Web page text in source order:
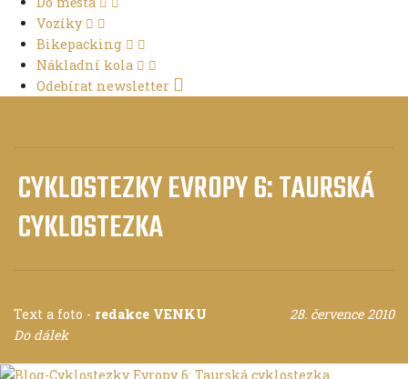
Vozíky
Bikepacking
Nákladní kola
Odebírat newsletter
CYKLOSTEZKY EVROPY 6: TAURSKÁ
CYKLOSTEZKA
Text a foto - redakce VENKU
28. července 2010
Do dálek